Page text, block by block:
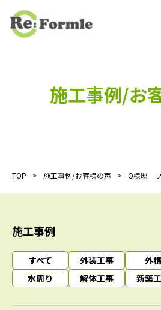
施工事例/お
TOP 施工事例/お客様の声 O様邸 フ
施工事例
すべて 外装工事 外構
水周り
解体工事 新築